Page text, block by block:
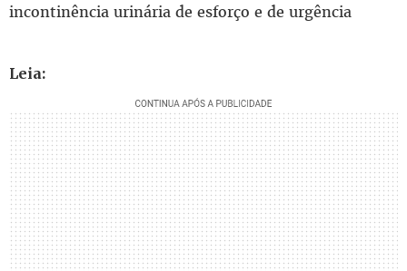
incontinência urinária de esforço e de urgência
Leia: